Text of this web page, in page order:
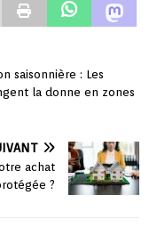
saisonnière : Les
la donne en zones
achat
?